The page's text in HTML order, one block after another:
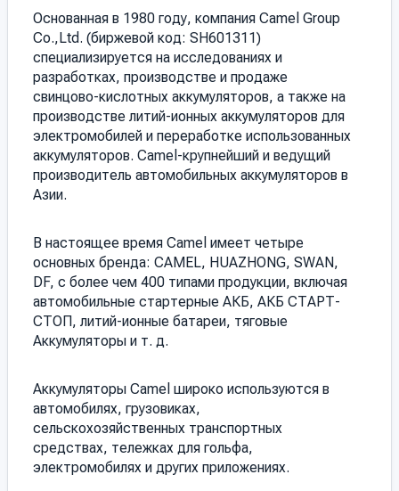
Основанная в 1980 году, компания Camel Group
Co.,Ltd. (биржевой код: SH601311)
специализируется на исследованиях и
разработках, производстве и продаже
свинцово-кислотных аккумуляторов, а также на
производстве литий-ионных аккумуляторов для
электромобилей и переработке использованных
аккумуляторов. Camel-крупнейший и ведущий
производитель автомобильных аккумуляторов в
Азии.
В настоящее время Camel имеет четыре
основных бренда: CAMEL, HUAZHONG, SWAN,
DF, с более чем 400 типами продукции, включая
автомобильные стартерные АКБ, АКБ СТАРТ-
СТОП, литий-ионные батареи, тяговые
Аккумуляторы и т. д.
Аккумуляторы Camel широко используются в
автомобилях, грузовиках,
сельскохозяйственных транспортных
средствах, тележках для гольфа,
электромобилях и других приложениях.